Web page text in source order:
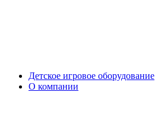
Детское игровое оборудование
О компании